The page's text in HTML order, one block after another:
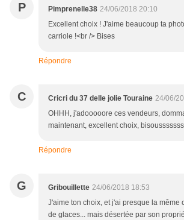
P Pimprenelle38 24/06/2018 20:10
Excellent choix ! J'aime beaucoup ta
carriole !<br /> Bises
Répondre
C Cricri du 37 delle jolie Touraine 24/06/
OHHH, j'adooooore ces vendeurs,
maintenant, excellent choix,
Répondre
G Gribouillette 24/06/2018 18:53
J'aime ton choix, et j'ai presque la même
de glaces... mais désertée par son